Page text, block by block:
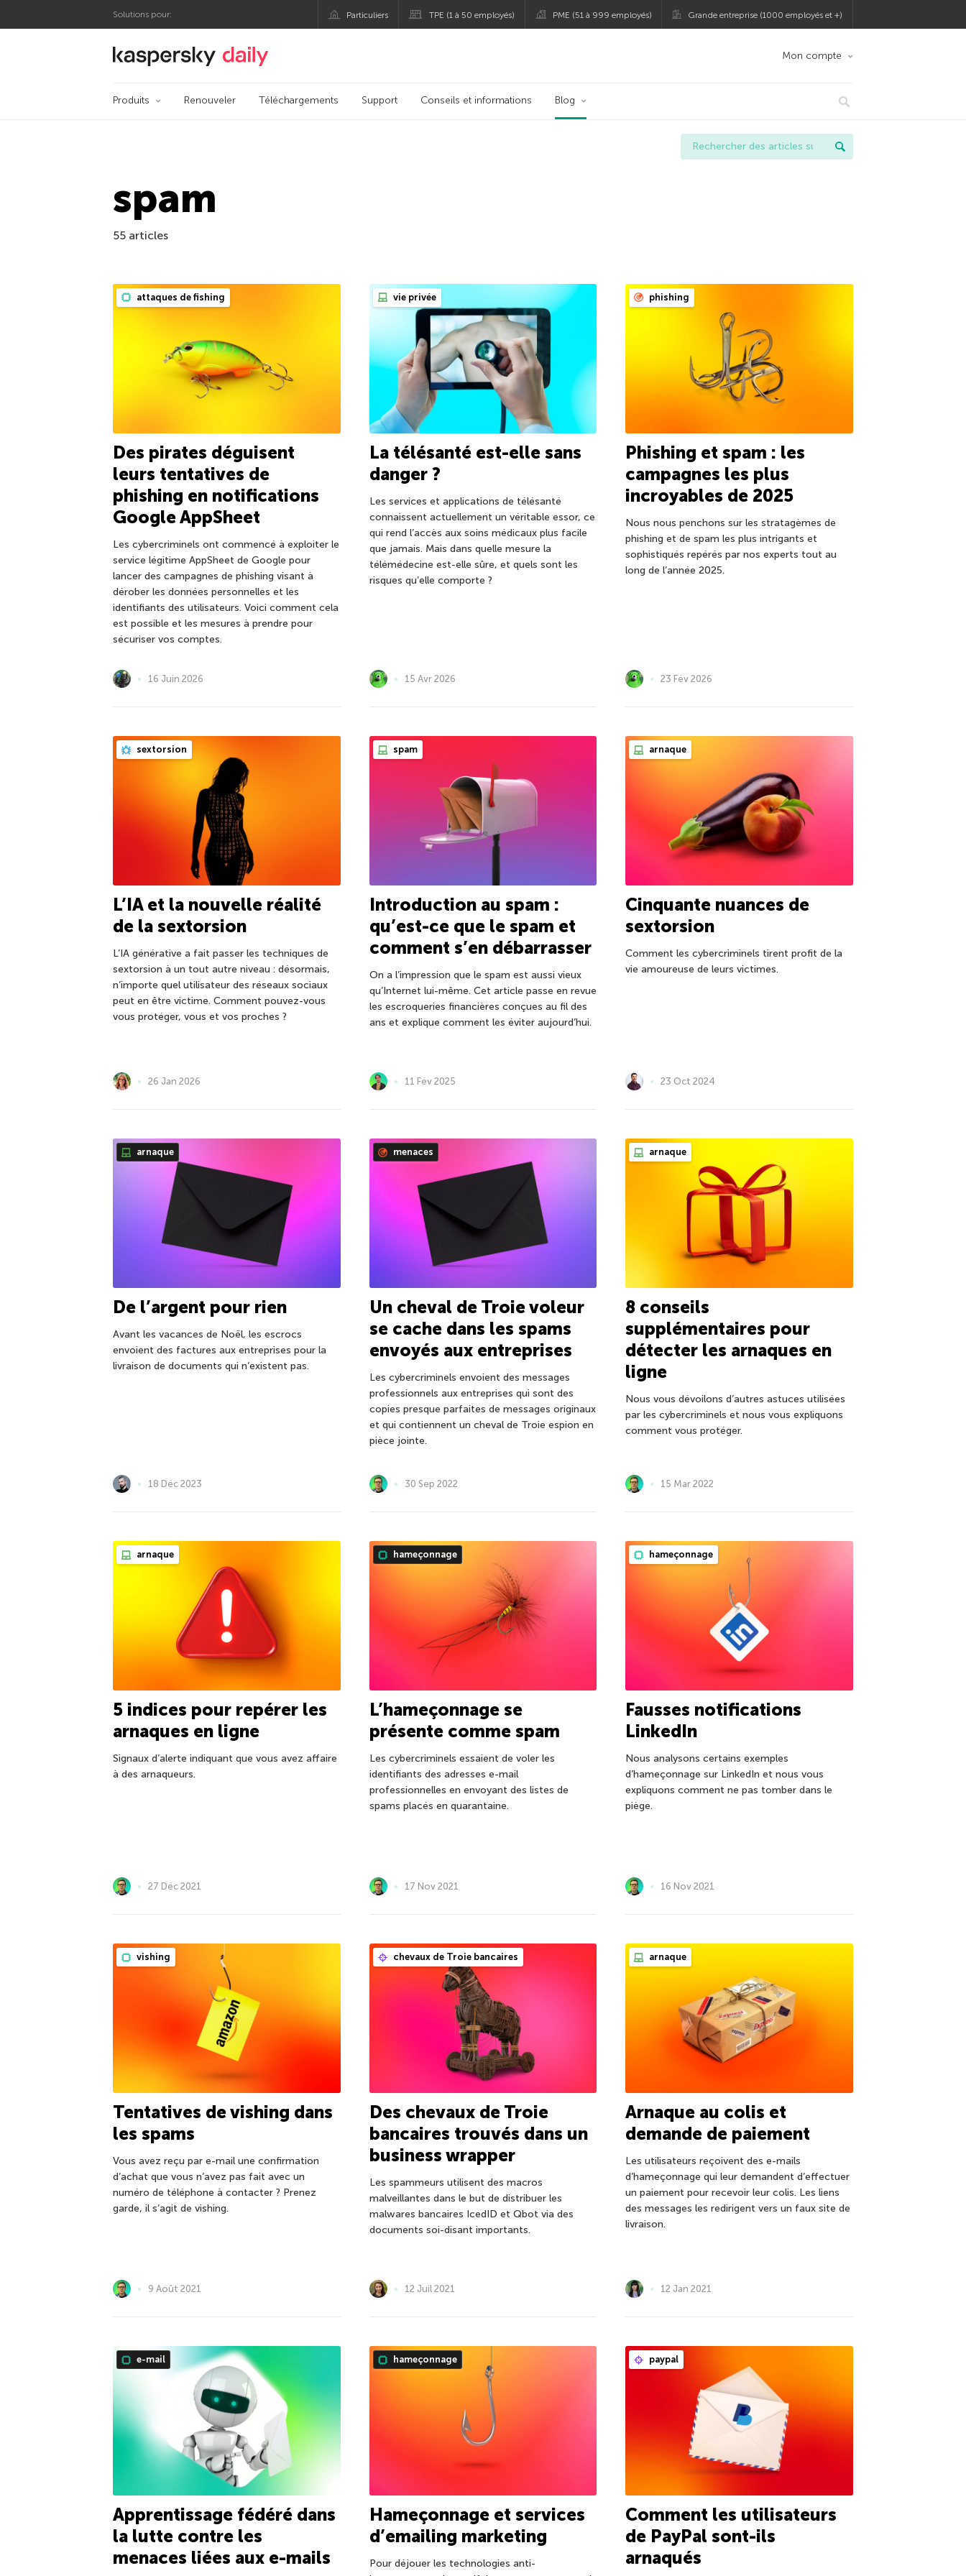
Solutions pour: Particuliers TPE (1 à 50 employés) PME (51 à 999 employés) Grande entreprise (1000 employés et +)
Blog officiel de Kaspersky Mon compte
Produits Renouveler Téléchargements Support Conseils et informations Blog
spam
55 articles
attaques de fishing
Des pirates déguisent
leurs tentatives de
phishing en notifications
Google AppSheet
Les cybercriminels ont commencé à exploiter le
service légitime AppSheet de Google pour
lancer des campagnes de phishing visant à
dérober les données personnelles et les
identifiants des utilisateurs. Voici comment cela
est possible et les mesures à prendre pour
sécuriser vos comptes.
16 Juin 2026
vie privée
La télésanté est-elle sans
danger ?
Les services et applications de télésanté
connaissent actuellement un véritable essor, ce
qui rend l’accès aux soins médicaux plus facile
que jamais. Mais dans quelle mesure la
télémédecine est-elle sûre, et quels sont les
risques qu’elle comporte ?
15 Avr 2026
phishing
Phishing et spam : les
campagnes les plus
incroyables de 2025
Nous nous penchons sur les stratagèmes de
phishing et de spam les plus intrigants et
sophistiqués repérés par nos experts tout au
long de l’année 2025.
23 Fév 2026
sextorsion
L’IA et la nouvelle réalité
de la sextorsion
L’IA générative a fait passer les techniques de
sextorsion à un tout autre niveau : désormais,
n’importe quel utilisateur des réseaux sociaux
peut en être victime. Comment pouvez-vous
vous protéger, vous et vos proches ?
26 Jan 2026
spam
Introduction au spam :
qu’est-ce que le spam et
comment s’en débarrasser
On a l’impression que le spam est aussi vieux
qu’Internet lui-même. Cet article passe en revue
les escroqueries financières conçues au fil des
ans et explique comment les éviter aujourd’hui.
11 Fév 2025
arnaque
Cinquante nuances de
sextorsion
Comment les cybercriminels tirent profit de la
vie amoureuse de leurs victimes.
23 Oct 2024
arnaque
De l’argent pour rien
Avant les vacances de Noël, les escrocs
envoient des factures aux entreprises pour la
livraison de documents qui n’existent pas.
18 Déc 2023
menaces
Un cheval de Troie voleur
se cache dans les spams
envoyés aux entreprises
Les cybercriminels envoient des messages
professionnels aux entreprises qui sont des
copies presque parfaites de messages originaux
et qui contiennent un cheval de Troie espion en
pièce jointe.
30 Sep 2022
arnaque
8 conseils
supplémentaires pour
détecter les arnaques en
ligne
Nous vous dévoilons d’autres astuces utilisées
par les cybercriminels et nous vous expliquons
comment vous protéger.
15 Mar 2022
arnaque
5 indices pour repérer les
arnaques en ligne
Signaux d’alerte indiquant que vous avez affaire
à des arnaqueurs.
27 Déc 2021
hameçonnage
L’hameçonnage se
présente comme spam
Les cybercriminels essaient de voler les
identifiants des adresses e-mail
professionnelles en envoyant des listes de
spams placés en quarantaine.
17 Nov 2021
hameçonnage
Fausses notifications
LinkedIn
Nous analysons certains exemples
d’hameçonnage sur LinkedIn et nous vous
expliquons comment ne pas tomber dans le
piège.
16 Nov 2021
vishing
Tentatives de vishing dans
les spams
Vous avez reçu par e-mail une confirmation
d’achat que vous n’avez pas fait avec un
numéro de téléphone à contacter ? Prenez
garde, il s’agit de vishing.
9 Août 2021
chevaux de Troie bancaires
Des chevaux de Troie
bancaires trouvés dans un
business wrapper
Les spammeurs utilisent des macros
malveillantes dans le but de distribuer les
malwares bancaires IcedID et Qbot via des
documents soi-disant importants.
12 Juil 2021
arnaque
Arnaque au colis et
demande de paiement
Les utilisateurs reçoivent des e-mails
d’hameçonnage qui leur demandent d’effectuer
un paiement pour recevoir leur colis. Les liens
des messages les redirigent vers un faux site de
livraison.
12 Jan 2021
e-mail
Apprentissage fédéré dans
la lutte contre les
menaces liées aux e-mails
hameçonnage
Hameçonnage et services
d’emailing marketing
Pour déjouer les technologies anti-
paypal
Comment les utilisateurs
de PayPal sont-ils
arnaqués